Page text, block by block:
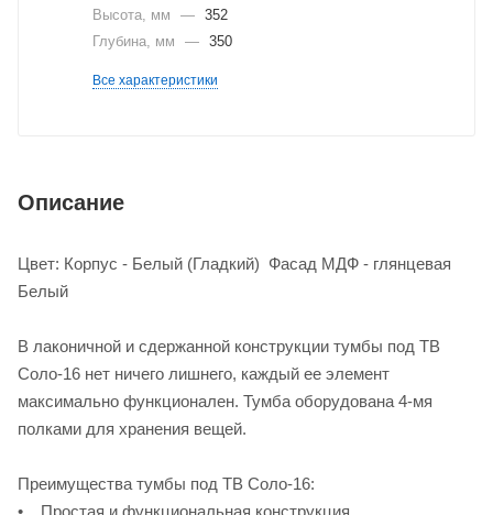
Высота, мм
— 352
Глубина, мм
— 350
Все характеристики
Описание
Цвет: Корпус - Белый (Гладкий) Фасад МДФ - глянцевая
Белый
В лаконичной и сдержанной конструкции тумбы под ТВ
Соло-16 нет ничего лишнего, каждый ее элемент
максимально функционален. Тумба оборудована 4-мя
полками для хранения вещей.
Преимущества тумбы под ТВ Соло-16:
• Простая и функциональная конструкция